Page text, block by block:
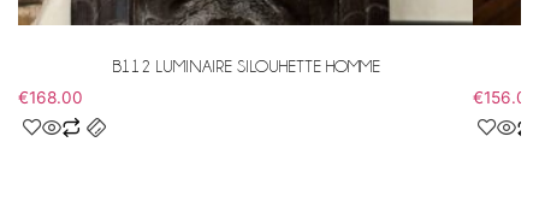
B112 LUMINAIRE SILOUHETTE HOMME
€168.00 €156.00